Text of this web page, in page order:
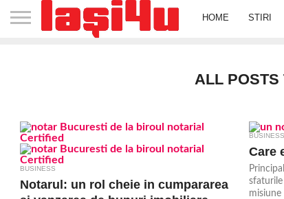
HOME STIRI
ALL POSTS
BUSINESS
Notarul: un rol cheie in cumpararea
BUSINESS
Care